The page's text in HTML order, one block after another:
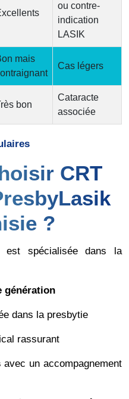
ou contre-
indication
LASIK
mais
Cas légers
bon
Cataracte
associée
CRT
?
spécialisée dans la
génération
dans la presbytie
rassurant
avec un accompagnement